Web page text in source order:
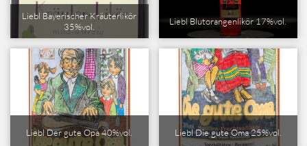
Liebl Bayerischer Kräuterlikör
35%vol.
Liebl Blutorangenlikör 17%vol.
Liebl Der gute Opa 40%vol. Liebl Die gute Oma 25%vol.